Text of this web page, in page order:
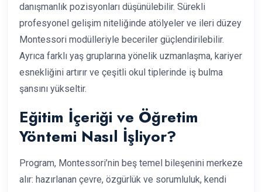
danışmanlık pozisyonları düşünülebilir. Sürekli
profesyonel gelişim niteliğinde atölyeler ve ileri düzey
Montessori modülleriyle beceriler güçlendirilebilir.
Ayrıca farklı yaş gruplarına yönelik uzmanlaşma, kariyer
esnekliğini artırır ve çeşitli okul tiplerinde iş bulma
şansını yükseltir.
Eğitim İçeriği ve Öğretim
Yöntemi Nasıl İşliyor?
Program, Montessori’nin beş temel bileşenini merkeze
alır: hazırlanan çevre, özgürlük ve sorumluluk, kendi